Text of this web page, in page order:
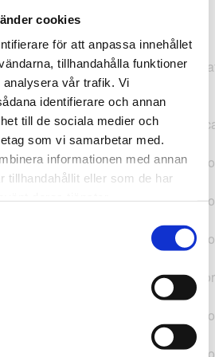
cookies
för att anpassa innehållet
tillhandahålla funktioner
vår trafik. Vi
identifierare och annan
till de sociala medier och
som vi samarbetar med.
informationen med annan
tillhandahållit eller som de har
is not a
_next/static/chunks/pages/
at Array.map
_next/static/chunks/pages/
at lk
_next/static/chunks/
at i
_next/static/chunks/
_next/static/chunks/
_next/static/chunks/
at uI
_next/static/chunks/
at uE
_next/static/chunks/